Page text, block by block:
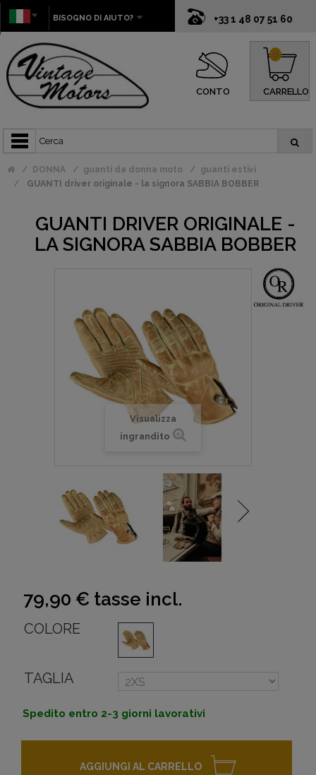
+33 1 48 07 51 60
BISOGNO DI AIUTO?
CONTO CARRELLO
0
DONNA guanti da donna moto
guanti estivi
GUANTI driver originale - la signora SABBIA BOBBER
GUANTI DRIVER ORIGINALE -
LA SIGNORA SABBIA BOBBER
Visualizza
ingrandito
79,90 € tasse incl.
COLORE
TAGLIA
Spedito entro 2-3 giorni lavorativi
AGGIUNGI AL CARRELLO